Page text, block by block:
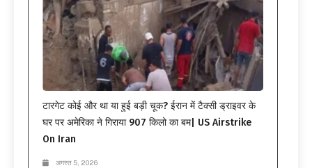
टारगेट कोई और था या हुई बड़ी चूक? ईरान में टैक्सी ड्राइवर के
घर पर अमेरिका ने गिराया 907 किलो का बम| US Airstrike
On Iran
अगस्त 5, 2026